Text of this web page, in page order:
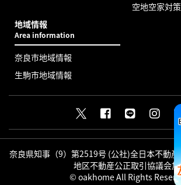
空地空家対策
地域情報
Area information
奈良市地域情報
生駒市地域情報
奈良県知事（9）第2519号 (公社)全日本不動
地区不動産公正取引協議会
© oakhome All Rights